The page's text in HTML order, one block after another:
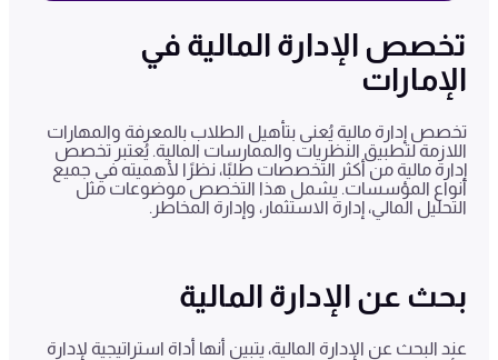
تخصص الإدارة المالية في
الإمارات
تخصص إدارة مالية يُعنى بتأهيل الطلاب بالمعرفة والمهارات
اللازمة لتطبيق النظريات والممارسات المالية. يُعتبر تخصص
إدارة مالية من أكثر التخصصات طلبًا، نظرًا لأهميته في جميع
أنواع المؤسسات. يشمل هذا التخصص موضوعات مثل
التحليل المالي، إدارة الاستثمار، وإدارة المخاطر.
بحث عن الإدارة المالية
عند البحث عن الإدارة المالية، يتبين أنها أداة استراتيجية لإدارة